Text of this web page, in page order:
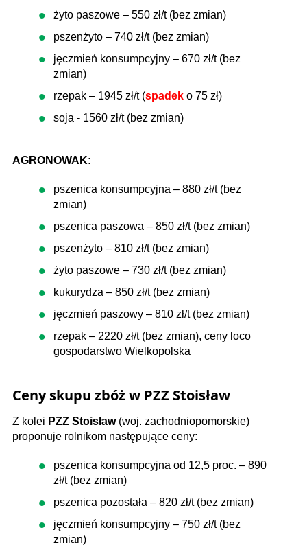
żyto paszowe – 550 zł/t (bez zmian)
pszenżyto – 740 zł/t (bez zmian)
jęczmień konsumpcyjny – 670 zł/t (bez
zmian)
rzepak – 1945 zł/t (spadek o 75 zł)
soja - 1560 zł/t (bez zmian)
AGRONOWAK:
pszenica konsumpcyjna – 880 zł/t (bez
zmian)
pszenica paszowa – 850 zł/t (bez zmian)
pszenżyto – 810 zł/t (bez zmian)
żyto paszowe – 730 zł/t (bez zmian)
kukurydza – 850 zł/t (bez zmian)
jęczmień paszowy – 810 zł/t (bez zmian)
rzepak – 2220 zł/t (bez zmian), ceny loco
gospodarstwo Wielkopolska
Ceny skupu zbóż w PZZ Stoisław
Z kolei PZZ Stoisław (woj. zachodniopomorskie)
proponuje rolnikom następujące ceny:
pszenica konsumpcyjna od 12,5 proc. – 890
zł/t (bez zmian)
pszenica pozostała – 820 zł/t (bez zmian)
jęczmień konsumpcyjny – 750 zł/t (bez
zmian)